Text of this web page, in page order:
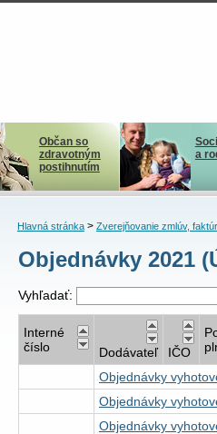
Občan so
zdravotným
postihnutím
a
Hlavná stránka> Zverejňovanie zmlúv,
Objednávky 2021
Vyhľadať:
Interné
číslo
Dodávateľ IČO
Objednávky
Objednávky
Objednávky